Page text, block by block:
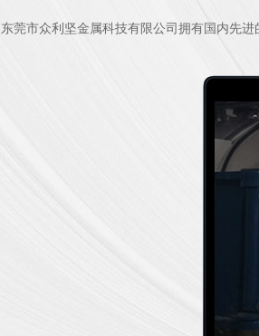
东莞市众利坚金属科技有限公司拥有国内先